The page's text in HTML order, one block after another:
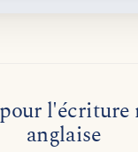
l'écriture
anglaise